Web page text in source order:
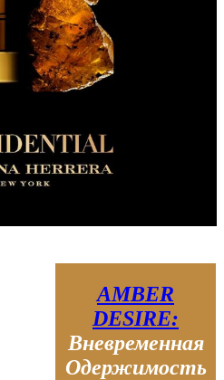
AMBER
DESIRE:
Вневременная
Одержимость